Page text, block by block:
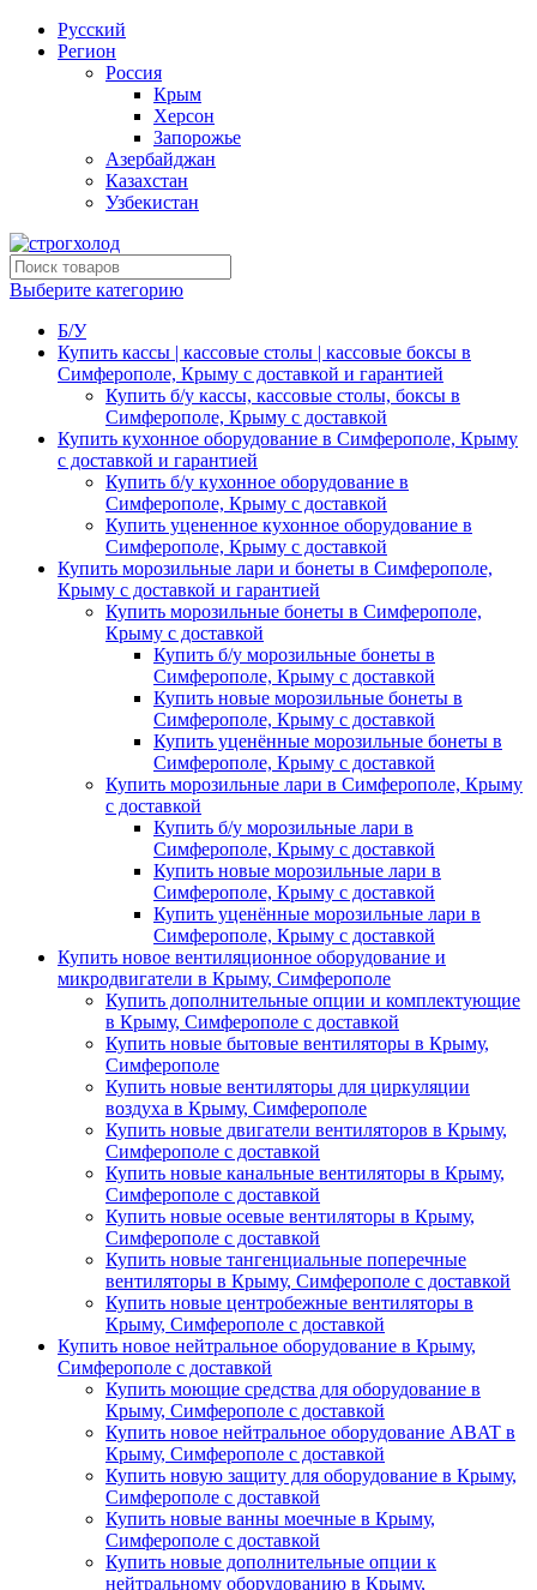
Русский
Регион
Россия
Крым
Херсон
Запорожье
Азербайджан
Казахстан
Узбекистан
Выберите категорию
Б/У
Купить кассы | кассовые столы | кассовые боксы в
Симферополе, Крыму с доставкой и гарантией
Купить б/у кассы, кассовые столы, боксы в
Симферополе, Крыму с доставкой
Купить кухонное оборудование в Симферополе, Крыму
с доставкой и гарантией
Купить б/у кухонное оборудование в
Симферополе, Крыму с доставкой
Купить уцененное кухонное оборудование в
Симферополе, Крыму с доставкой
Купить морозильные лари и бонеты в Симферополе,
Крыму с доставкой и гарантией
Купить морозильные бонеты в Симферополе,
Крыму с доставкой
Купить б/у морозильные бонеты в
Симферополе, Крыму с доставкой
Купить новые морозильные бонеты в
Симферополе, Крыму с доставкой
Купить уценённые морозильные бонеты в
Симферополе, Крыму с доставкой
Купить морозильные лари в Симферополе, Крыму
с доставкой
Купить б/у морозильные лари в
Симферополе, Крыму с доставкой
Купить новые морозильные лари в
Симферополе, Крыму с доставкой
Купить уценённые морозильные лари в
Симферополе, Крыму с доставкой
Купить новое вентиляционное оборудование и
микродвигатели в Крыму, Симферополе
Купить дополнительные опции и комплектующие
в Крыму, Симферополе с доставкой
Купить новые бытовые вентиляторы в Крыму,
Симферополе
Купить новые вентиляторы для циркуляции
воздуха в Крыму, Симферополе
Купить новые двигатели вентиляторов в Крыму,
Симферополе с доставкой
Купить новые канальные вентиляторы в Крыму,
Симферополе с доставкой
Купить новые осевые вентиляторы в Крыму,
Симферополе с доставкой
Купить новые тангенциальные поперечные
вентиляторы в Крыму, Симферополе с доставкой
Купить новые центробежные вентиляторы в
Крыму, Симферополе с доставкой
Купить новое нейтральное оборудование в Крыму,
Симферополе с доставкой
Купить моющие средства для оборудование в
Крыму, Симферополе с доставкой
Купить новое нейтральное оборудование ABAT в
Крыму, Симферополе с доставкой
Купить новую защиту для оборудование в Крыму,
Симферополе с доставкой
Купить новые ванны моечные в Крыму,
Симферополе с доставкой
Купить новые дополнительные опции к
нейтральному оборудованию в Крыму,